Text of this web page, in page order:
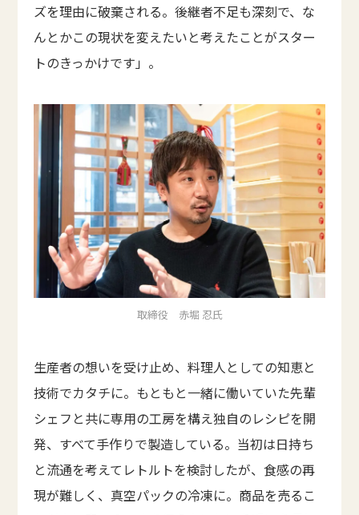
ズを理由に破棄される。後継者不足も深刻で、な
んとかこの現状を変えたいと考えたことがスター
トのきっかけです」。
取締役 赤堀 忍氏
生産者の想いを受け止め、料理人としての知恵と
技術でカタチに。もともと一緒に働いていた先輩
シェフと共に専用の工房を構え独自のレシピを開
発、すべて手作りで製造している。当初は日持ち
と流通を考えてレトルトを検討したが、食感の再
現が難しく、真空パックの冷凍に。商品を売るこ